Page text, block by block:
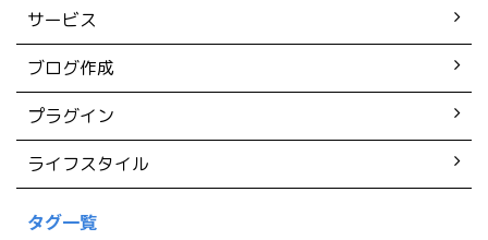
サービス
ブログ作成
プラグイン
ライフスタイル
タグ一覧